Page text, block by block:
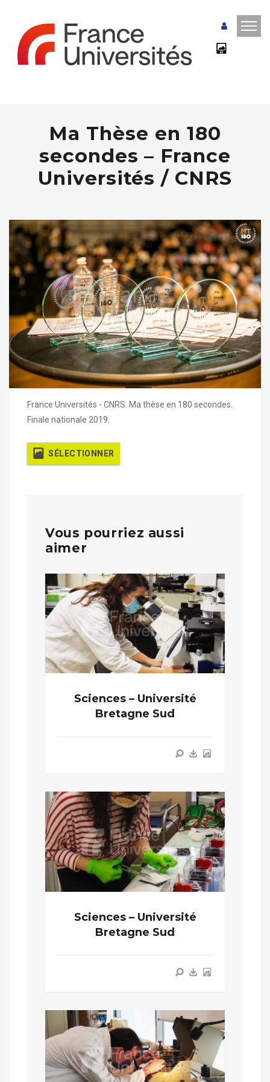
Ma Thèse en 180
secondes – France
Universités / CNRS
France Universités - CNRS. Ma thèse en 180 secondes.
Finale nationale 2019.
SÉLECTIONNER
Vous pourriez aussi
aimer
Sciences – Université
Bretagne Sud
Sciences – Université
Bretagne Sud